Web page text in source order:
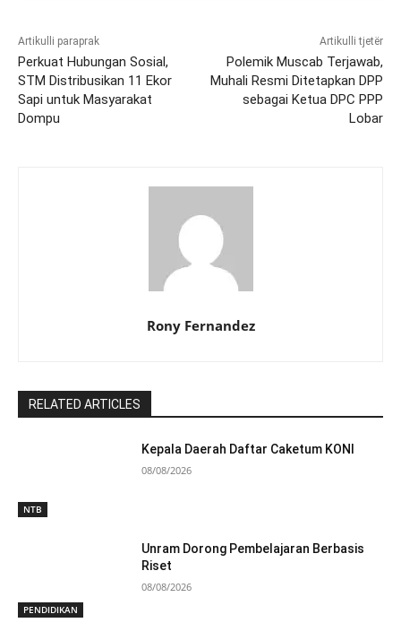
Artikulli paraprak
Perkuat Hubungan Sosial,
STM Distribusikan 11 Ekor
Sapi untuk Masyarakat
Dompu
Artikulli tjetër
Polemik Muscab Terjawab,
Muhali Resmi Ditetapkan DPP
sebagai Ketua DPC PPP
Lobar
Rony Fernandez
RELATED ARTICLES
NTB
Kepala Daerah Daftar Caketum KONI
08/08/2026
PENDIDIKAN
Unram Dorong Pembelajaran Berbasis
Riset
08/08/2026